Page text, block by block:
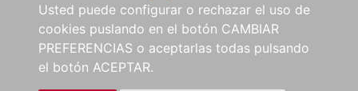
Usted puede configurar o rechazar el uso de
cookies puslando en el botón CAMBIAR
PREFERENCIAS o aceptarlas todas pulsando
el botón ACEPTAR.